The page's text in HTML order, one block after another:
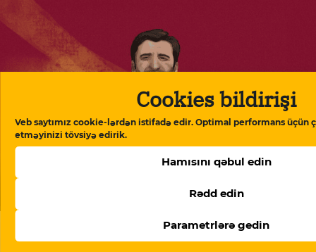
Cookies bildirişi
Veb saytımız cookie-lərdən istifadə edir. Optimal performans üçün
etməyinizi tövsiyə edirik.
Hamısını qəbul edin
Rədd edin
Parametrlərə gedin
Doymaq feili – Ramin Deko yazır